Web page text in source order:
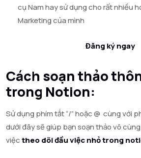
cụ Nam hay sử dụng cho rất nhiều
Marketing của mình
Đăng ký ngay
Cách soạn thảo
trong Notion:
Sử dụng phím tắt “/” hoặc @ cùng với
dưới đây sẽ giúp bạn soạn thảo vô
việctheo dõi đầu việc nhỏ trong